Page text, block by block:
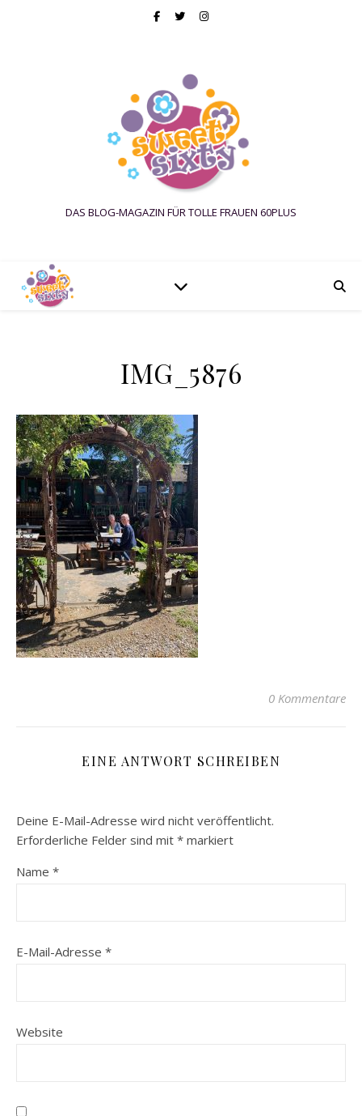
DAS BLOG-MAGAZIN FÜR TOLLE FRAUEN 60PLUS
IMG_5876
0 Kommentare
EINE ANTWORT SCHREIBEN
Deine E-Mail-Adresse wird nicht veröffentlicht.
Erforderliche Felder sind mit * markiert
Name *
E-Mail-Adresse *
Website